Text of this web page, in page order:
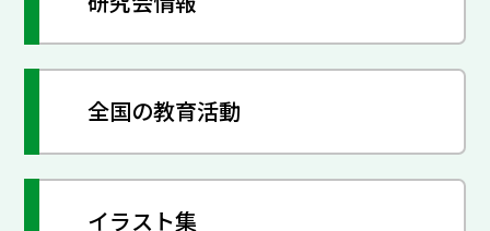
全国の教育活動
イラスト集